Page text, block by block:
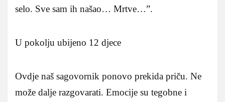
selo. Sve sam ih našao… Mrtve…”.
U pokolju ubijeno 12 djece
Ovdje naš sagovornik ponovo prekida priču. Ne
može dalje razgovarati. Emocije su tegobne i